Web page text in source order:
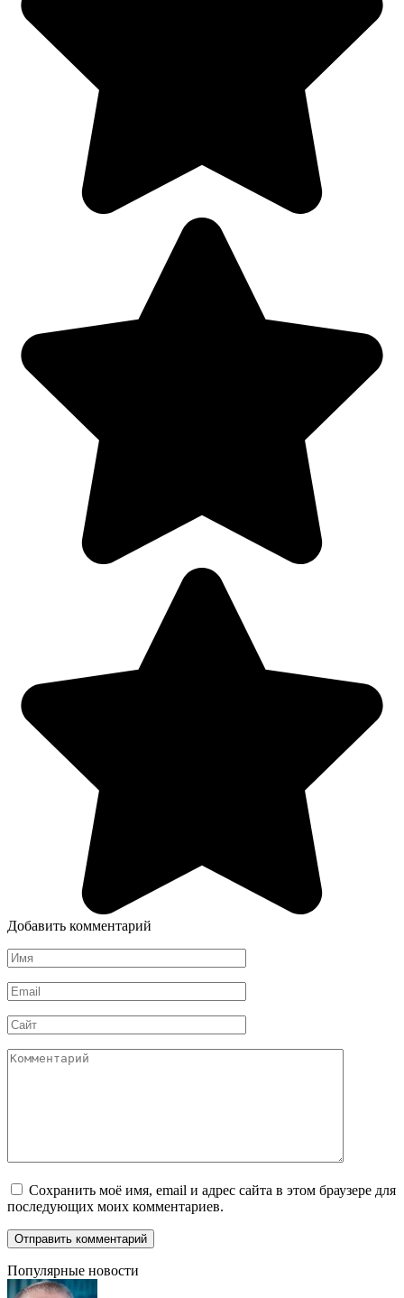
Добавить комментарий
Имя
*
Email
*
Сайт
Комментарий
Сохранить моё имя, email и адрес сайта в этом браузере для
последующих моих комментариев.
Популярные новости